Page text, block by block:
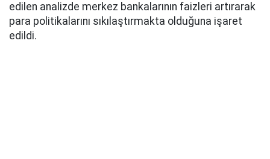
edilen analizde merkez bankalarının faizleri artırarak
para politikalarını sıkılaştırmakta olduğuna işaret
edildi.